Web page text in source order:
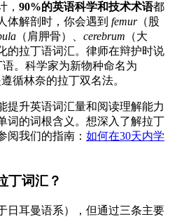
， 90%的英语科学和技术术语都
体解剖时，你会遇到 femur（股
（肩胛骨）、 cerebrum （大
拉丁语词汇。律师在辩护时说
语。科学家为新物种命名为
遵循林奈的拉丁双名法。
提升英语词汇量和阅读理解能力
的词根含义。想深入了解拉丁
阅我们的指南： 如何在30天内学
丁词汇？
日耳曼语系），但通过三条主要